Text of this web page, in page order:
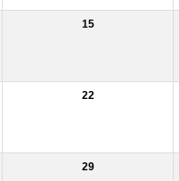
15
22
29